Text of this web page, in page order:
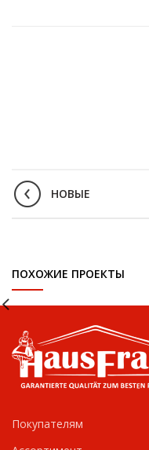
НОВЫЕ
ПОХОЖИЕ ПРОЕКТЫ
Покупателям